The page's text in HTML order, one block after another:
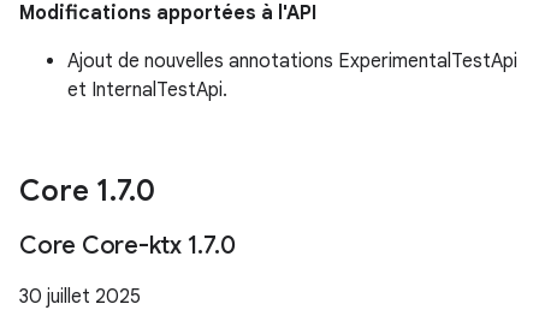
Modifications apportées à l'API
Ajout de nouvelles annotations ExperimentalTestApi
et InternalTestApi.
Core 1.7.0
Core Core-ktx 1.7.0
30 juillet 2025